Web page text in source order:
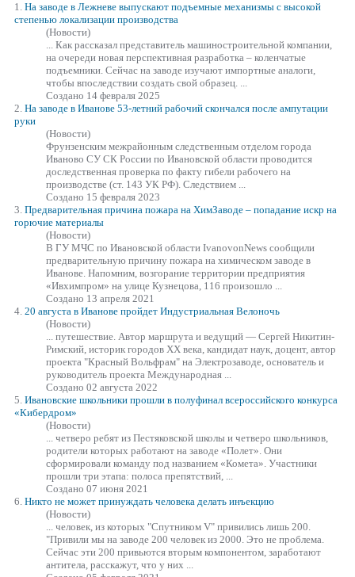
1. На заводе в Лежневе выпускают подъемные механизмы с высокой
степенью локализации производства
(Новости)
... Как рассказал представитель машиностроительной компании,
на очереди новая перспективная разработка – коленчатые
подъемники. Сейчас на заводе изучают импортные аналоги,
чтобы впоследствии создать свой образец. ...
Создано 14 февраля 2025
2. На заводе в Иванове 53-летний рабочий скончался после ампутации
руки
(Новости)
Фрунзенским межрайонным следственным отделом города
Иваново СУ СК России по Ивановской области проводится
доследственная проверка по факту гибели рабочего на
производстве (ст. 143 УК РФ). Следствием ...
Создано 15 февраля 2023
3. Предварительная причина пожара на ХимЗаводе – попадание искр на
горючие материалы
(Новости)
В ГУ МЧС по Ивановской области IvanovonNews сообщили
предварительную причину пожара на химическом заводе в
Иванове. Напомним, возгорание территории предприятия
«Ивхимпром» на улице Кузнецова, 116 произошло ...
Создано 13 апреля 2021
4. 20 августа в Иванове пройдет Индустриальная Велоночь
(Новости)
... путешествие. Автор маршрута и ведущий — Сергей Никитин-
Римский, историк городов ХХ века, кандидат наук, доцент, автор
проекта "Красный Вольфрам" на Электрозаводе, основатель и
руководитель проекта Международная ...
Создано 02 августа 2022
5. Ивановские школьники прошли в полуфинал всероссийского конкурса
«Кибердром»
(Новости)
... четверо ребят из Пестяковской школы и четверо школьников,
родители которых работают на заводе «Полет». Они
сформировали команду под названием «Комета». Участники
прошли три этапа: полоса препятствий, ...
Создано 07 июня 2021
6. Никто не может принуждать человека делать инъекцию
(Новости)
... человек, из которых "Спутником V" привились лишь 200.
"Привили мы на заводе 200 человек из 2000. Это не проблема.
Сейчас эти 200 привьются вторым компонентом, заработают
антитела, расскажут, что у них ...